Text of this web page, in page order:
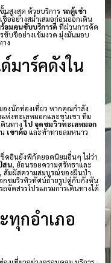
นสูงสุด ด้วยบริการ รถตู้เช่า
ออย่างสม่ำเสมอก่อนออกเดิน
อมคนขับบริการดี ที่ผ่านการคัด
ขับขี่อย่างเข้มงวด มุ่งมั่นมอบ
ง
มาร์คดังใน
งนักท่องเที่ยว หากคุณกำลัง
ห่งทะเลหมอกและขุนเขา ทีม
ดินทางไป จุดชมวิวทะเลหมอก
เขาค้อและท้าทายลมหนาว
คอินยังพิกัดยอดนิยมอื่นๆ ไม่ว่า
สน, ย้อนรอยความศรัทธาและ
, สัมผัสความสมบูรณ์ของผืนป่า
กชมวิวทิวทัศน์ถ่ายรูปคู่กับกังหัน
ถจัดสรรโปรแกรมการเดินทางได้
กอำเภอ